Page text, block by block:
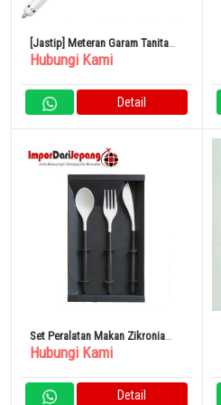
[Jastip] Meteran Garam Tanita
SO-304 (Putih)
Hubungi Kami
Detail
Set Peralatan Makan Zikronia
Putih
Hubungi Kami
Detail